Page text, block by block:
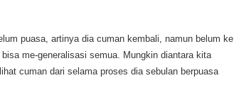
puasa, artinya dia cuman kembali, namun belum ke
me-generalisasi semua. Mungkin diantara kita
cuman dari selama proses dia sebulan berpuasa